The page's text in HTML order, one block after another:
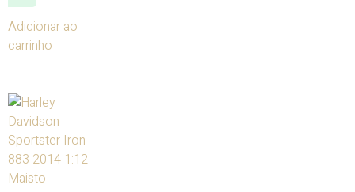
Adicionar ao
carrinho